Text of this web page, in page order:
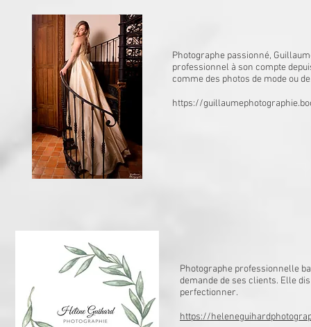
Photographe passionné,
professionnel à son compte
comme des photos de mode ou
https://
Photographe professionnelle
demande de ses clients. Elle
perfectionner.
https://